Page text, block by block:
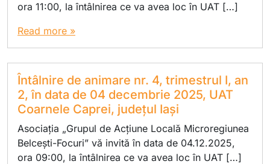
ora 11:00, la întâlnirea ce va avea loc în UAT […]
Read more »
Întâlnire de animare nr. 4, trimestrul I, an
2, în data de 04 decembrie 2025, UAT
Coarnele Caprei, județul Iași
Asociația „Grupul de Acțiune Locală Microregiunea
Belcești-Focuri” vă invită în data de 04.12.2025,
ora 09:00, la întâlnirea ce va avea loc în UAT […]